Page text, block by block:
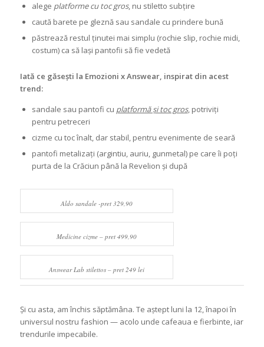
alege platforme cu toc gros, nu stiletto subțire
caută barete pe gleznă sau sandale cu prindere bună
păstrează restul ținutei mai simplu (rochie slip, rochie midi,
costum) ca să lași pantofii să fie vedetă
Iată ce găsești la Emozioni x Answear, inspirat din acest
trend:
sandale sau pantofi cu platformă și toc gros, potriviți
pentru petreceri
cizme cu toc înalt, dar stabil, pentru evenimente de seară
pantofi metalizați (argintiu, auriu, gunmetal) pe care îi poți
purta de la Crăciun până la Revelion și după
Aldo sandale -pret 329,90
Medicine cizme – pret 499,90
Answear Lab stilettos – pret 249 lei
Și cu asta, am închis săptămâna. Te aștept luni la 12, înapoi în
universul nostru fashion — acolo unde cafeaua e fierbinte, iar
trendurile impecabile.